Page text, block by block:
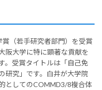
（若手研究者部門）を受賞
阪大学に特に顕著な貢献を
。受賞タイトルは「自己免
研究」です。白井が大学院
としてのCOMMD3/8複合体